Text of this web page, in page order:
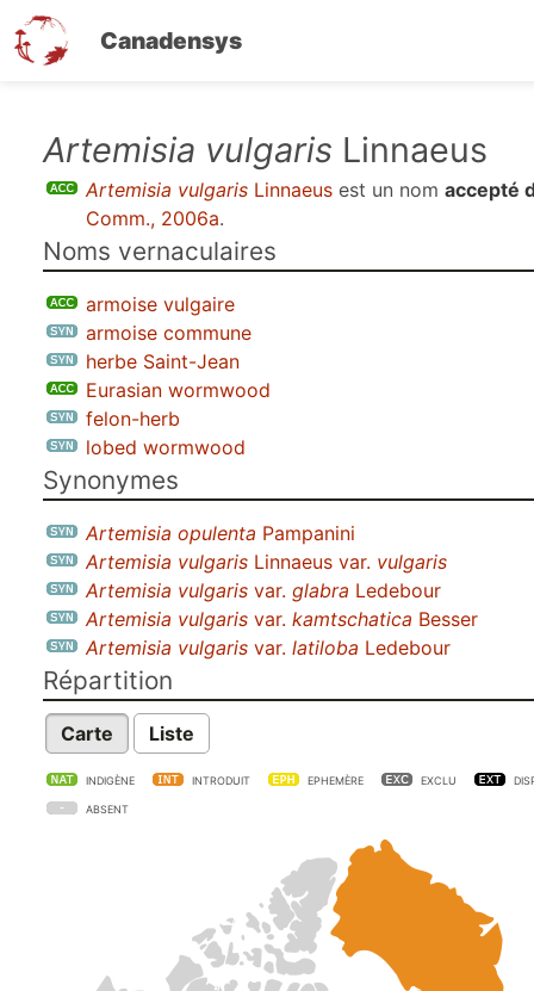
Canadensys
contenu
Artemisia vulgaris Linnaeus
Artemisia vulgaris Linnaeus est un nom accepté
Comm., 2006a.
Noms vernaculaires
armoise vulgaire
armoise commune
herbe Saint-Jean
Eurasian wormwood
felon-herb
lobed wormwood
Synonymes
Artemisia opulenta Pampanini
Artemisia vulgaris Linnaeus var. vulgaris
Artemisia vulgaris var. glabra Ledebour
Artemisia vulgaris var. kamtschatica Besser
Artemisia vulgaris var. latiloba Ledebour
Répartition
Carte Liste
INDIGÈNE INTRODUIT EPHEMÈRE EXCLU
ABSENT